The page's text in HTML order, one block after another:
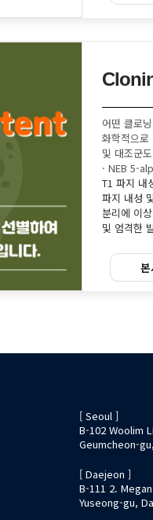
어떤 클로
화학적으
및 대조군
· NEB 5-
T1 파지 내
파지 내성
분리에 이
및 엄격한
[ Seoul ]
B-102 Woolim
Geumcheon-
[ Daejeon ]
B-111 2.
Yuseong-gu,